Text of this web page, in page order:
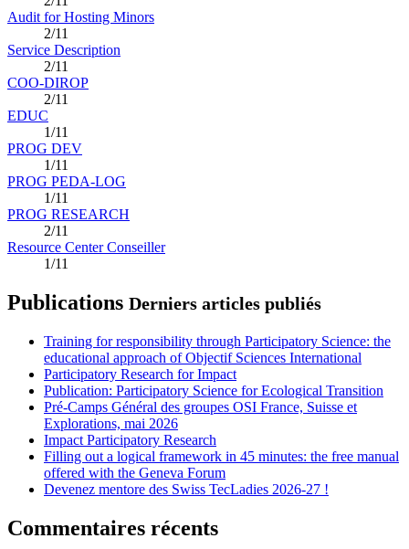
Audit for Hosting Minors
2/11
Service Description
2/11
COO-DIROP
2/11
EDUC
1/11
PROG DEV
1/11
PROG PEDA-LOG
1/11
PROG RESEARCH
2/11
Resource Center Conseiller
1/11
Publications Derniers articles publiés
Training for responsibility through Participatory Science: the
educational approach of Objectif Sciences International
Participatory Research for Impact
Publication: Participatory Science for Ecological Transition
Pré-Camps Général des groupes OSI France, Suisse et
Explorations, mai 2026
Impact Participatory Research
Filling out a logical framework in 45 minutes: the free manual
offered with the Geneva Forum
Devenez mentore des Swiss TecLadies 2026-27 !
Commentaires récents